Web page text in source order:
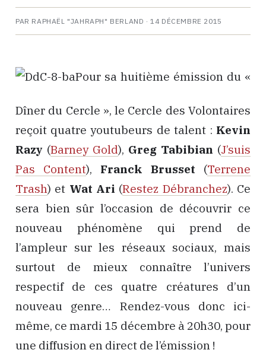
PAR RAPHAËL "JAHRAPH" BERLAND ·14 DÉCEMBRE 2015
Pour sa huitième émission du «
Dîner du Cercle », le Cercle des Volontaires
reçoit quatre youtubeurs de talent : Kevin
Razy (Barney Gold), Greg Tabibian (J’suis
Pas Content), Franck Brusset (Terrene
Trash) et Wat Ari (Restez Débranchez). Ce
sera bien sûr l’occasion de découvrir ce
nouveau phénomène qui prend de
l’ampleur sur les réseaux sociaux, mais
surtout de mieux connaître l’univers
respectif de ces quatre créatures d’un
nouveau genre… Rendez-vous donc ici-
même, ce mardi 15 décembre à 20h30, pour
une diffusion en direct de l’émission !